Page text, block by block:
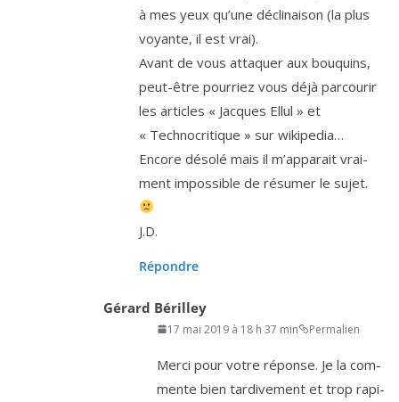
à mes yeux qu’une décli­nai­son (la plus
voyante, il est vrai).
Avant de vous atta­quer aux bou­quins,
peut-être pour­riez vous déjà par­cou­rir
les articles « Jacques Ellul » et
« Technocritique » sur wikipedia…
Encore déso­lé mais il m’ap­pa­rait vrai­
ment impos­sible de résu­mer le sujet.
J.D.
Répondre
Gérard Bérilley
17 mai 2019 à 18 h 37 min Permalien
Merci pour votre réponse. Je la com­
mente bien tar­di­ve­ment et trop rapi­